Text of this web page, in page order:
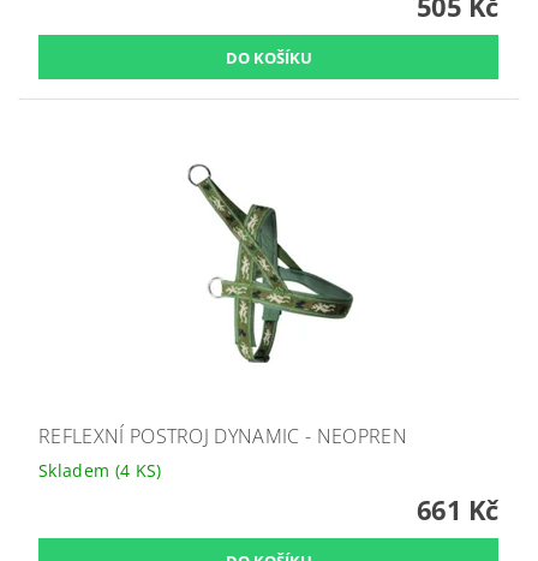
REFLEXNÍ POSTROJ DYNAMIC - NEOPREN
Skladem (4 KS)
661 Kč